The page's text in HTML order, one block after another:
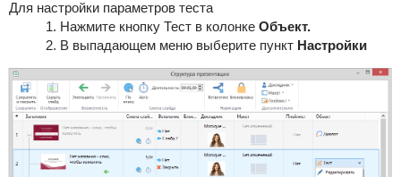
Для настройки параметров теста
Нажмите кнопку Тест в колонке Объект.
В выпадающем меню выберите пункт Настройки